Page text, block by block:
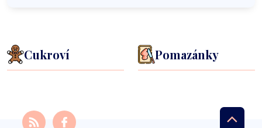
Cukroví Pomazánky